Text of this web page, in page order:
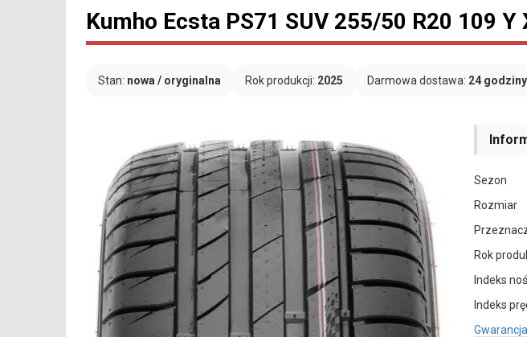
Kumho Ecsta PS71 SUV 255/50 R20 109 Y
Stan: nowa / oryginalna Rok produkcji: 2025 Darmowa dostawa: 24 godziny
Sezon
Rozmiar
Rok
Indeks
Indeks
Gwarancja